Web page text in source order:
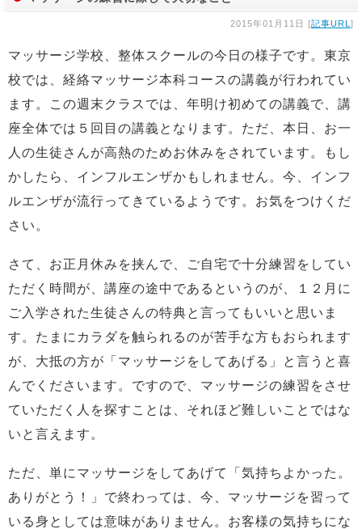
2015年01月11日 [記事URL ]
マッサージ学校、整体スクールの今日の様子です。東京
校では、経絡マッサージ本科コースの講義が行われてい
ます。この週末クラスでは、年明け初めての講義で、講
座全体では５回目の講義となります。ただ、本日、お一
人の生徒さんが高熱のためお休みをされています。もし
かしたら、インフルエンザかもしれません。今、インフ
ルエンザが流行ってきているようです。お気をつけくだ
さい。
さて、お正月休みを挟んで、ご自宅で十分練習をしてい
ただく時間が、講座の途中であるというのが、１２月に
ご入学された生徒さんの特典と言ってもいいと思いま
す。たまにカラダを触られるのが苦手な方もおられます
が、大抵の方が「マッサージをしてあげる」と言うと喜
んでくださいます。ですので、マッサージの練習をさせ
ていただく人を探すことは、それほど難しいことではな
いと言えます。
ただ、単にマッサージをしてあげて「気持ちよかった。
ありがとう！」で終わっては、今、マッサージを習って
いる身としては意味がありません。お客様の気持ちにな